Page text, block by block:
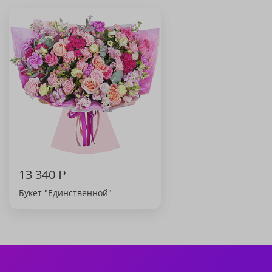
13 340₽
Букет "Единственной"